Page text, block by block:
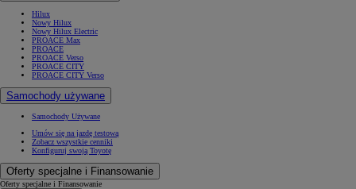
Hilux
Nowy Hilux
Nowy Hilux Electric
PROACE Max
PROACE
PROACE Verso
PROACE CITY
PROACE CITY Verso
Samochody używane
Samochody Używane
Umów się na jazdę testową
Zobacz wszystkie cenniki
Konfiguruj swoją Toyotę
Oferty specjalne i Finansowanie
Oferty specjalne i Finansowanie